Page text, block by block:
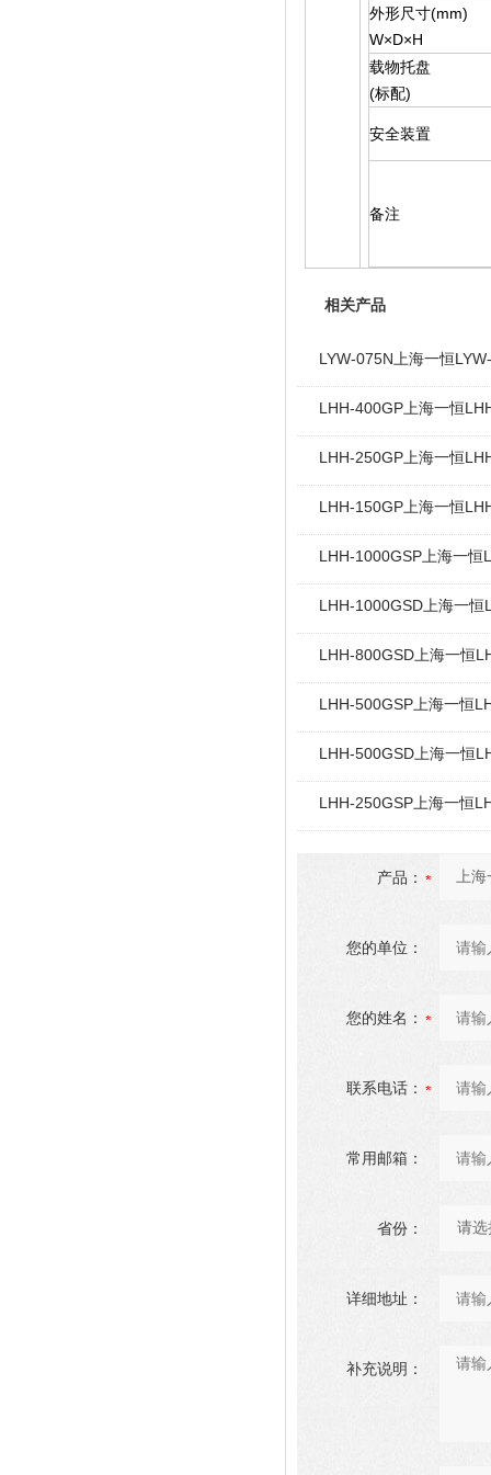
外形尺寸(mm)
W×D×H
载物托盘
(标配)
安全装置
备注
相关产品
LYW-075N上海一恒
LHH-400GP上海一恒
LHH-250GP上海一恒
LHH-150GP上海一恒
LHH-1000GSP上海一恒
LHH-1000GSD上海一
LHH-800GSD上海一恒
LHH-500GSP上海一恒
LHH-500GSD上海一恒
LHH-250GSP上海一恒
产品：
您的单位：
您的姓名：
联系电话：
常用邮箱：
省份：
详细地址：
补充说明：